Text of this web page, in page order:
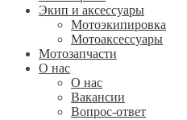
Экип и аксессуары
Мотоэкипировка
Мотоаксессуары
Мотозапчасти
О нас
О нас
Вакансии
Вопрос-ответ